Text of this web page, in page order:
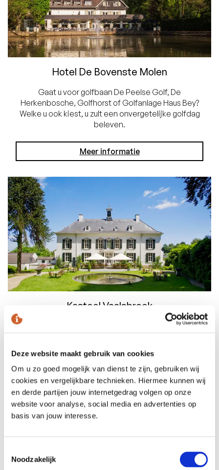
Deze website maakt gebruik van cookies
Om u zo goed mogelijk van dienst te zijn, gebruiken wij
cookies en vergelijkbare technieken. Hiermee kunnen wij
en derde partijen jouw internetgedrag volgen op onze
website voor analyse, social media en advertenties op
basis van jouw interesse.
Noodzakelijk
Hotel De Bovenste Molen
Gaat u voor golfbaan De Peelse Golf, De
Herkenbosche, Golfhorst of Golfanlage Haus Bey?
Welke u ook kiest, u zult een onvergetelijke golfdag
beleven.
Meer informatie
Kasteel Vaalsbroek
De heuvels van Zuid- Limburg bieden een prachtig
Meer informatie